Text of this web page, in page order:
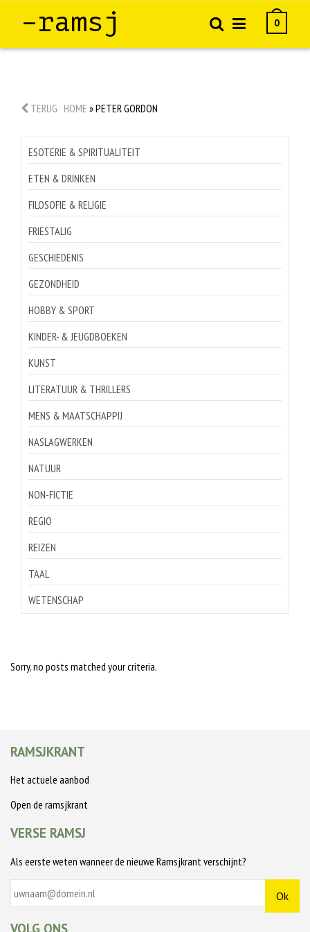
–ramsj 0
TERUG HOME »PETER GORDON
ESOTERIE & SPIRITUALITEIT
ETEN & DRINKEN
FILOSOFIE & RELIGIE
FRIESTALIG
GESCHIEDENIS
GEZONDHEID
HOBBY & SPORT
KINDER- & JEUGDBOEKEN
KUNST
LITERATUUR & THRILLERS
MENS & MAATSCHAPPIJ
NASLAGWERKEN
NATUUR
NON-FICTIE
REGIO
REIZEN
TAAL
WETENSCHAP
Sorry, no posts matched your criteria.
RAMSJKRANT
Het actuele aanbod
Open de ramsjkrant
VERSE RAMSJ
Als eerste weten wanneer de nieuwe Ramsjkrant verschijnt?
VOLG ONS